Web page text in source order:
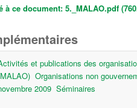
à ce document: 5._MALAO.pdf
et publications des
Organisations non
2009 Séminaires